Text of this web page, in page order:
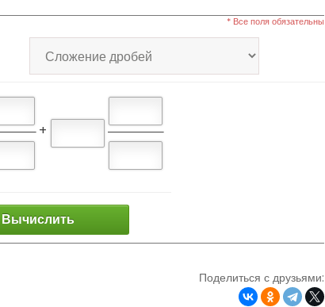
* Все поля обязательны
+
Вычислить
Поделиться с друзьями: